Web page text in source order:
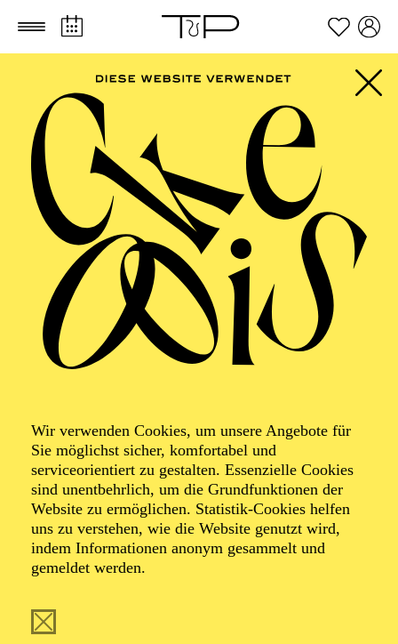
Zum Hauptinhalt springen Zum Footer springen
Wir verwenden Cookies, um unsere Angebote für
Sie möglichst sicher, komfortabel und
serviceorientiert zu gestalten. Essenzielle Cookies
sind unentbehrlich, um die Grundfunktionen der
Website zu ermöglichen. Statistik-Cookies helfen
uns zu verstehen, wie die Website genutzt wird,
indem Informationen anonym gesammelt und
gemeldet werden.
PHILHARMONIE
Music Lectures
Einführung in den Barock (2. Teil)
TICKETS